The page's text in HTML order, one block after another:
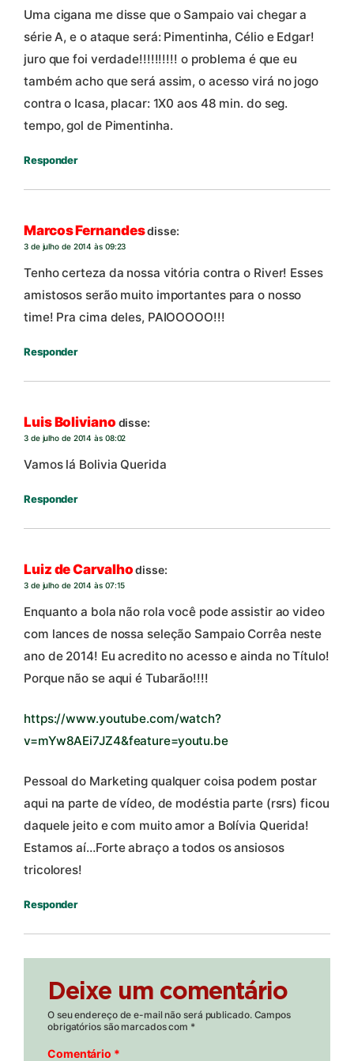
Uma cigana me disse que o Sampaio vai chegar a
série A, e o ataque será: Pimentinha, Célio e Edgar!
juro que foi verdade!!!!!!!!!! o problema é que eu
também acho que será assim, o acesso virá no jogo
contra o Icasa, placar: 1X0 aos 48 min. do seg.
tempo, gol de Pimentinha.
Responder
Marcos Fernandesdisse:
3 de julho de 2014 às 09:23
Tenho certeza da nossa vitória contra o River! Esses
amistosos serão muito importantes para o nosso
time! Pra cima deles, PAIOOOOO!!!
Responder
Luis Boliviano disse:
3 de julho de 2014 às 08:02
Vamos lá Bolivia Querida
Responder
Luiz de Carvalhodisse:
3 de julho de 2014 às 07:15
Enquanto a bola não rola você pode assistir ao video
com lances de nossa seleção Sampaio Corrêa neste
ano de 2014! Eu acredito no acesso e ainda no Título!
Porque não se aqui é Tubarão!!!!
https://www.youtube.com/watch?
v=mYw8AEi7JZ4&feature=youtu.be
Pessoal do Marketing qualquer coisa podem postar
aqui na parte de vídeo, de modéstia parte (rsrs) ficou
daquele jeito e com muito amor a Bolívia Querida!
Estamos aí…Forte abraço a todos os ansiosos
tricolores!
Responder
Deixe um comentário
O seu endereço de e-mail não será publicado. Campos
obrigatórios são marcados com *
Comentário *